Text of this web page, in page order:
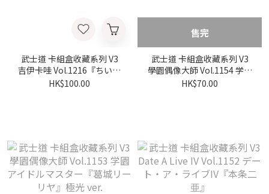
武士道 卡組盒收藏系列 V3
吉伊卡哇 Vol.1216『ちいか
わ』Part.2
HK$100.00
售完
武士道 卡組盒收藏系列 V3
學園偶像大師 Vol.1154 学園
アイドルマスター『秦谷美
HK$70.00